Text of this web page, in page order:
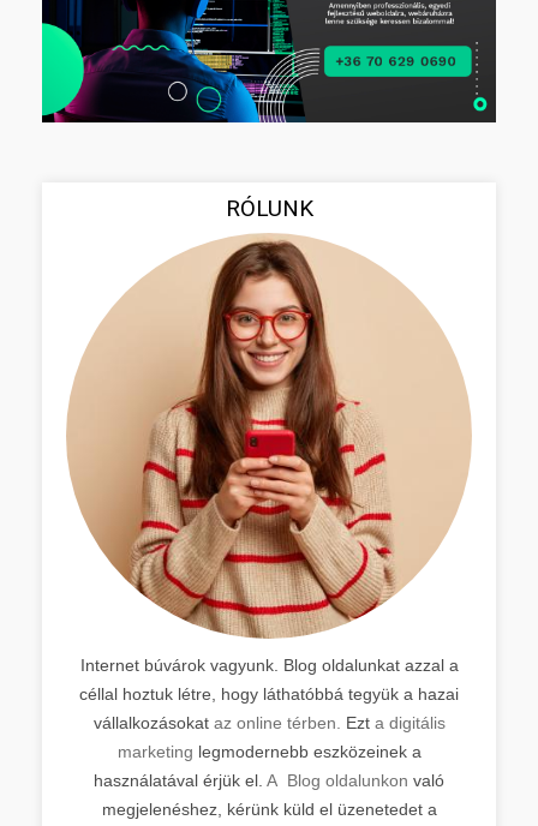
RÓLUNK
Internet búvárok vagyunk. Blog oldalunkat azzal a
céllal hoztuk létre, hogy láthatóbbá tegyük a hazai
vállalkozásokat az online térben. Ezt a digitális
marketing legmodernebb eszközeinek a
használatával érjük el. A Blog oldalunkon való
megjelenéshez, kérünk küld el üzenetedet a